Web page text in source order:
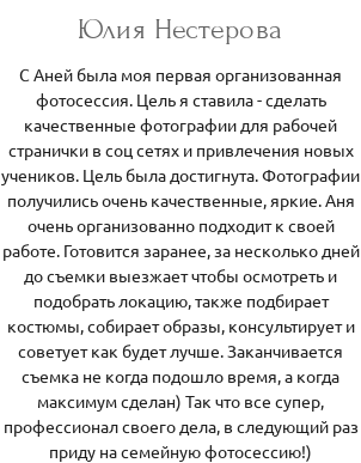
Юлия Нестерова
С Аней была моя первая организованная
фотосессия. Цель я ставила - сделать
качественные фотографии для рабочей
странички в соц сетях и привлечения новых
учеников. Цель была достигнута. Фотографии
получились очень качественные, яркие. Аня
очень организованно подходит к своей
работе. Готовится заранее, за несколько дней
до съемки выезжает чтобы осмотреть и
подобрать локацию, также подбирает
костюмы, собирает образы, консультирует и
советует как будет лучше. Заканчивается
съемка не когда подошло время, а когда
максимум сделан) Так что все супер,
профессионал своего дела, в следующий раз
приду на семейную фотосессию!)